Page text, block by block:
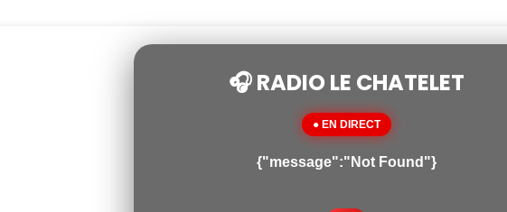
🎧 RADIO LE CHATELET
● EN DIRECT
{"message":"Not Found"}